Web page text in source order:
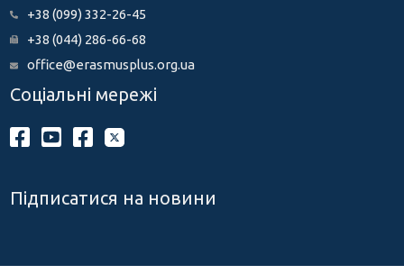
+38 (099) 332-26-45
+38 (044) 286-66-68
office@erasmusplus.org.ua
Соціальні мережі
Підписатися на новини